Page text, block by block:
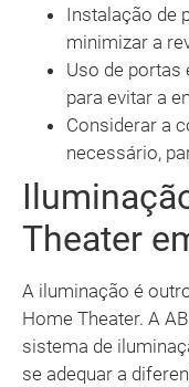
Instalação de
minimizar a
Uso de portas
para evitar a
Considerar a
necessário,
Theater
A iluminação é
Home Theater. A
sistema de
se adequar a